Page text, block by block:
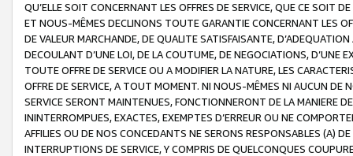
QU’ELLE SOIT CONCERNANT LES OFFRES DE SERVICE, QUE CE SOIT
ET NOUS-MÊMES DECLINONS TOUTE GARANTIE CONCERNANT LES
DE VALEUR MARCHANDE, DE QUALITE SATISFAISANTE,
DECOULANT D’UNE LOI, DE LA COUTUME, DE NEGOCIATIONS, D’UNE
TOUTE OFFRE DE SERVICE OU A MODIFIER LA NATURE, LES
OFFRE DE SERVICE, A TOUT MOMENT. NI NOUS-MÊMES NI AUCUN DE
SERVICE SERONT MAINTENUES, FONCTIONNERONT DE LA MANIERE
ININTERROMPUES, EXACTES, EXEMPTES D’ERREUR OU NE
AFFILIES OU DE NOS CONCEDANTS NE SERONS RESPONSABLES (A)
INTERRUPTIONS DE SERVICE, Y COMPRIS DE QUELCONQUES